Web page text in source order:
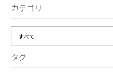
カテゴリ
タグ